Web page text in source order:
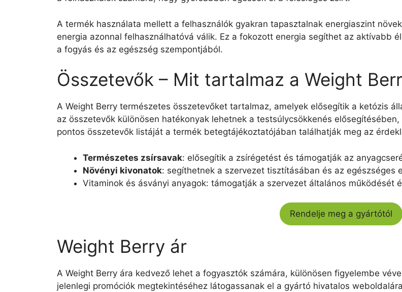
A termék használata mellett a felhasználók gyakran tapasztalnak energiaszint
energia azonnal felhasználhatóvá válik. Ez a fokozott energia segíthet az aktívabb
a fogyás és az egészség szempontjából.
Összetevők – Mit tartalmaz a Weight
A Weight Berry természetes összetevőket tartalmaz, amelyek elősegítik a ketózis
az összetevők különösen hatékonyak lehetnek a testsúlycsökkenés
pontos összetevők listáját a termék betegtájékoztatójában találhatják meg az
Természetes zsírsavak: elősegítik a zsírégetést és támogatják az
Növényi kivonatok: segíthetnek a szervezet tisztításában és az egészséges
Vitaminok és ásványi anyagok: támogatják a szervezet általános működését
Rendelje meg a gyártótól
Weight Berry ár
A Weight Berry ára kedvező lehet a fogyasztók számára, különösen figyelembe
jelenlegi promóciók megtekintéséhez látogassanak el a gyártó hivatalos